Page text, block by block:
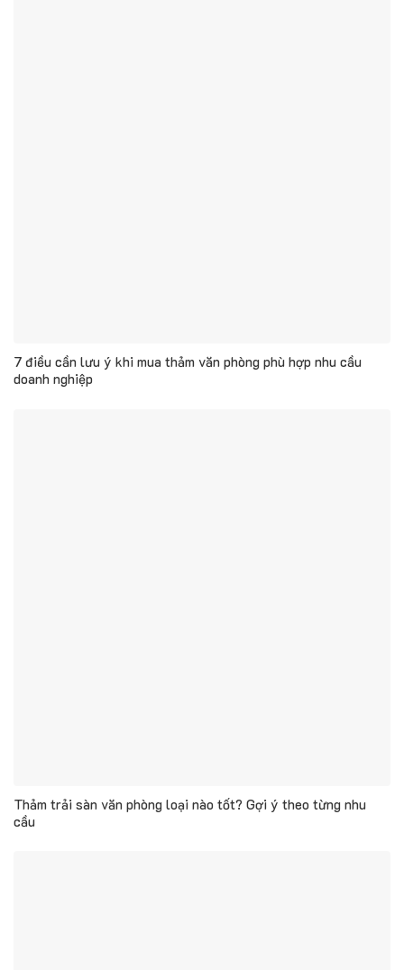
7 điều cần lưu ý khi mua thảm văn phòng phù hợp nhu cầu
doanh nghiệp
Thảm trải sàn văn phòng loại nào tốt? Gợi ý theo từng nhu
cầu